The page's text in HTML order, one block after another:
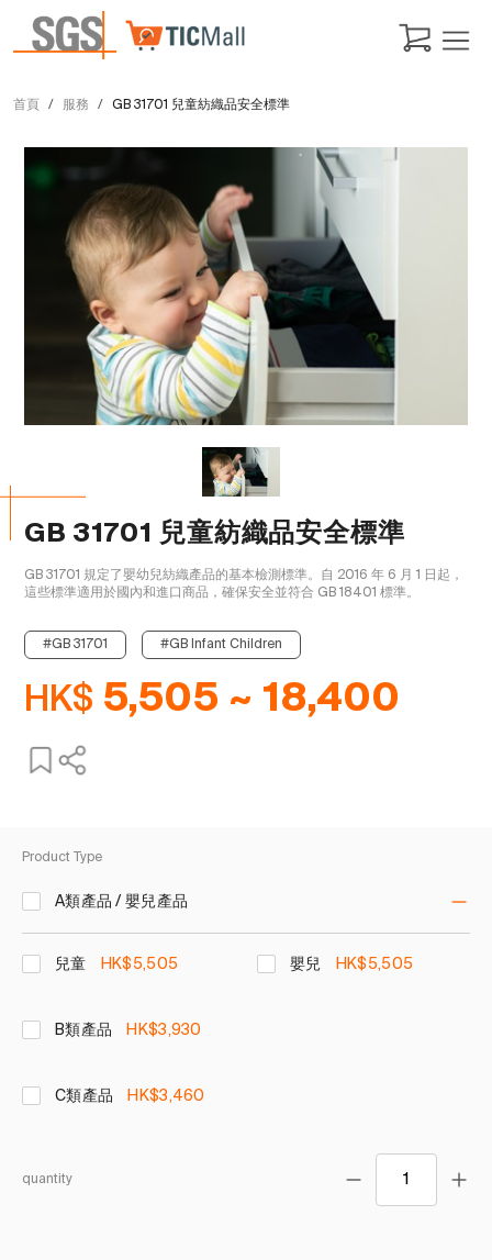
首頁 服務 GB 31701 兒童紡織品安全標準
GB 31701 兒童紡織品安全標準
GB 31701 規定了嬰幼兒紡織產品的基本檢測標準。自 2016 年 6 月 1 日起，
這些標準適用於國內和進口商品，確保安全並符合 GB 18401 標準。
#GB 31701 #GB Infant Children
HK$ 5,505 ~ 18,400
Product Type
A類產品 / 嬰兒產品
兒童 HK$5,505 嬰兒 HK$5,505
B類產品 HK$3,930
C類產品 HK$3,460
quantity